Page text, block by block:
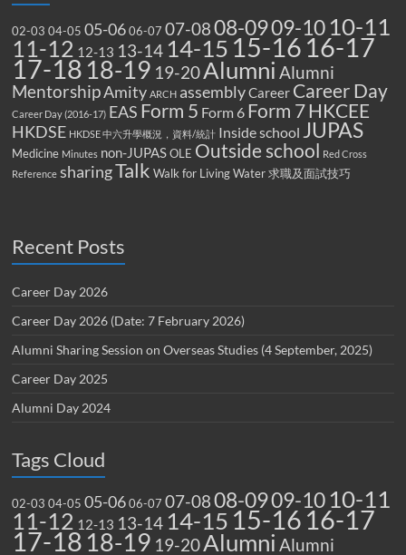
02-03 04-05 05-06 06-07 07-0808-0909-10 10-11
11-12 12-13 13-14 14-1515-1616-17
17-1818-19 19-20Alumni Alumni
MentorshipAmity ARCH assemblyCareer Career Day
Career Day (2016-17) EAS Form 5 Form 6 Form 7HKCEE
HKDSE HKDSE 中六升學概況，資料/統計 Inside school JUPAS
Medicine Minutes non-JUPAS OLE Outside school Red Cross
Reference sharingTalk Walk for Living Water 求職及面試技巧
Recent Posts
Career Day 2026
Career Day 2026 (Date: 7 February 2026)
Alumni Sharing Session on Overseas Studies (4 September, 2025)
Career Day 2025
Alumni Day 2024
Tags Cloud
02-03 04-05 05-06 06-07 07-0808-0909-10 10-11
11-12 12-13 13-14 14-1515-1616-17
17-1818-19 19-20Alumni Alumni